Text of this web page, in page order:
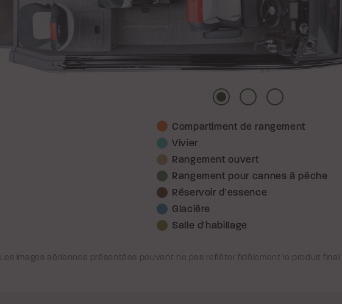
1
2
3
Compartiment de rangement
Vivier
Rangement ouvert
Rangement pour cannes à pêche
Réservoir d'essence
Glacière
Salle d'habillage
Les images aériennes présentées peuvent ne pas refléter fidèlement le produit